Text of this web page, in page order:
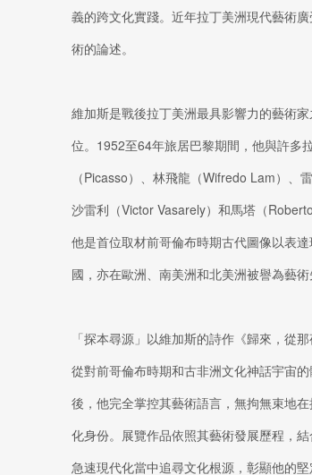
義的跨文化實踐。近年拉丁美洲現代藝術
術的論述。
維加斯是戰後拉丁美洲最具影響力的藝術
位。1952至64年旅居巴黎期間，他與許多
（Picasso）、林飛龍（Wifredo Lam）
沙雷利（Victor Vasarely）和馬塔（
他是首位取材前哥倫布時期古代圖像以表
國，亦在歐洲、南美洲和北美洲被譽為藝術
「探本尋源」以維加斯的詩作《歸來，從
從對前哥倫布時期和古非洲文化神話宇宙
後，他完全掌控其藝術語言，無拘無束地
化身份。展覽作品依照其藝術發展歷程，
急速現代化當中追尋文化根源，彰顯他的